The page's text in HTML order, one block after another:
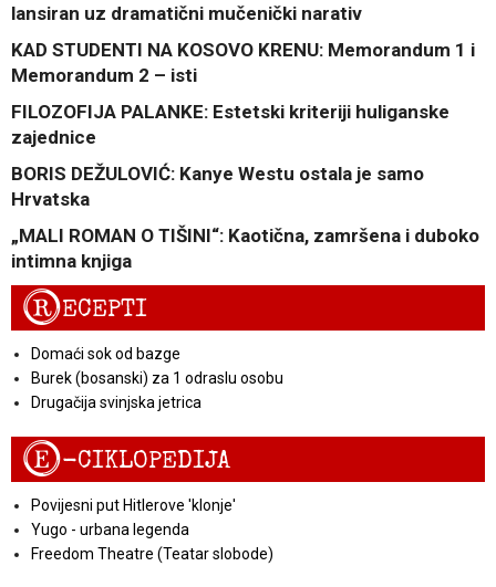
lansiran uz dramatični mučenički narativ
KAD STUDENTI NA KOSOVO KRENU: Memorandum 1 i
Memorandum 2 – isti
FILOZOFIJA PALANKE: Estetski kriteriji huliganske
zajednice
BORIS DEŽULOVIĆ: Kanye Westu ostala je samo
Hrvatska
„MALI ROMAN O TIŠINI“: Kaotična, zamršena i duboko
intimna knjiga
RECEPTI
Domaći sok od bazge
Burek (bosanski) za 1 odraslu osobu
Drugačija svinjska jetrica
E-CIKLOPEDIJA
Povijesni put Hitlerove 'klonje'
Yugo - urbana legenda
Freedom Theatre (Teatar slobode)